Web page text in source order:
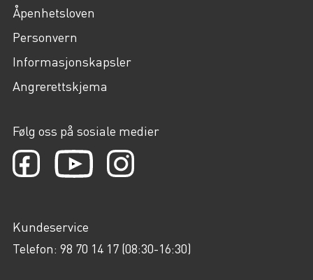
Åpenhetsloven
Personvern
Informasjonskapsler
Angrerettskjema
Følg oss på sosiale medier
Kundeservice
Telefon: 98 70 14 17 (08:30-16:30)